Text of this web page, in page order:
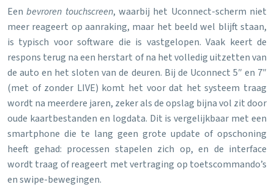
Eenbevroren touchscreen, waarbij het Uconnect-scherm niet
meer reageert op aanraking, maar het beeld wel blijft staan,
is typisch voor software die is vastgelopen. Vaak keert de
respons terug na een herstart of na het volledig uitzetten van
de auto en het sloten van de deuren. Bij de Uconnect 5″ en 7″
(met of zonder LIVE) komt het voor dat het systeem traag
wordt na meerdere jaren, zeker als de opslag bijna vol zit door
oude kaartbestanden en logdata. Dit is vergelijkbaar met een
smartphone die te lang geen grote update of opschoning
heeft gehad: processen stapelen zich op, en de interface
wordt traag of reageert met vertraging op toetscommando’s
en swipe-bewegingen.